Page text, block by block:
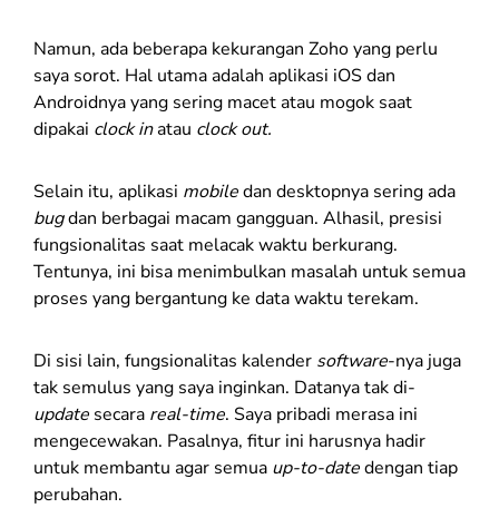
Namun, ada beberapa kekurangan Zoho yang perlu
saya sorot. Hal utama adalah aplikasi iOS dan
Androidnya yang sering macet atau mogok saat
dipakai clock inatau clock out.
Selain itu, aplikasi mobiledan desktopnya sering ada
bugdan berbagai macam gangguan. Alhasil, presisi
fungsionalitas saat melacak waktu berkurang.
Tentunya, ini bisa menimbulkan masalah untuk semua
proses yang bergantung ke data waktu terekam.
Di sisi lain, fungsionalitas kalender software-nya juga
tak semulus yang saya inginkan. Datanya tak di-
update secara real-time. Saya pribadi merasa ini
mengecewakan. Pasalnya, fitur ini harusnya hadir
untuk membantu agar semua up-to-datedengan tiap
perubahan.